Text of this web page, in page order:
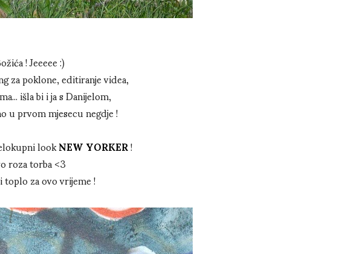
! Jeeeee :)
za poklone, editiranje videa,
išla bi i ja s Danijelom,
u prvom mjesecu negdje !
lookNEW YORKER!
roza torba <3
za ovo vrijeme !